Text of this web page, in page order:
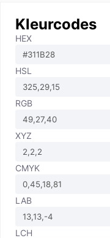
Kleurcodes
HEX
HSL
RGB
XYZ
CMYK
LAB
LCH